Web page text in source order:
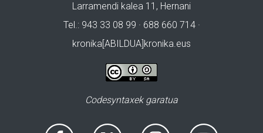
Larramendi kalea 11, Hernani
Tel.: 943 33 08 99 · 688 660 714 ·
kronika[ABILDUA]kronika.eus
Codesyntaxek garatua